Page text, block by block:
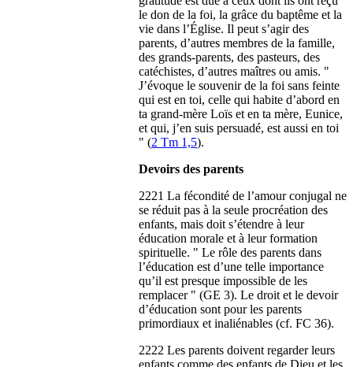
le don de la foi, la grâce du baptême et la
vie dans l’Église. Il peut s’agir des
parents, d’autres membres de la famille,
des grands-parents, des pasteurs, des
catéchistes, d’autres maîtres ou amis. "
J’évoque le souvenir de la foi sans feinte
qui est en toi, celle qui habite d’abord en
ta grand-mère Loïs et en ta mère, Eunice,
et qui, j’en suis persuadé, est aussi en toi
" (2 Tm 1,5).
Devoirs des parents
2221 La fécondité de l’amour conjugal ne
se réduit pas à la seule procréation des
enfants, mais doit s’étendre à leur
éducation morale et à leur formation
spirituelle. " Le rôle des parents dans
l’éducation est d’une telle importance
qu’il est presque impossible de les
remplacer " (GE 3). Le droit et le devoir
d’éducation sont pour les parents
primordiaux et inaliénables (cf. FC 36).
2222 Les parents doivent regarder leurs
enfants comme des enfants de Dieu et les